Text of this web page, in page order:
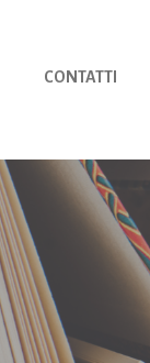
CONTATTI